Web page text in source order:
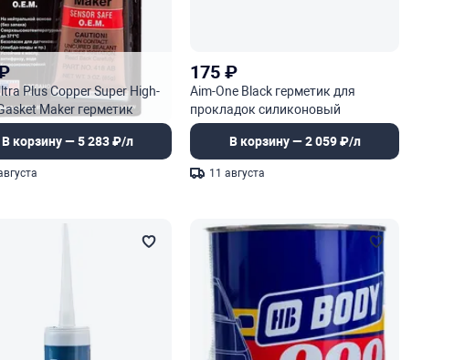
Plus Copper Super High-
Maker герметик
ОЕМ
В корзину — 5 283 ₽/л
175₽
Aim-One Black герметик для
прокладок силиконовый
высокотемпературный
В корзину — 2 059 ₽/л
11 августа